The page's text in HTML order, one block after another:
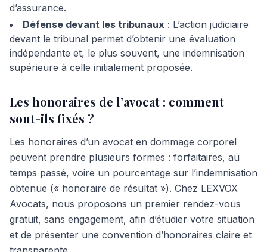
d’assurance.
Défense devant les tribunaux : L’action judiciaire
devant le tribunal permet d’obtenir une évaluation
indépendante et, le plus souvent, une indemnisation
supérieure à celle initialement proposée.
Les honoraires de l’avocat : comment
sont-ils fixés ?
Les honoraires d’un avocat en dommage corporel
peuvent prendre plusieurs formes : forfaitaires, au
temps passé, voire un pourcentage sur l’indemnisation
obtenue (« honoraire de résultat »). Chez LEXVOX
Avocats, nous proposons un premier rendez-vous
gratuit, sans engagement, afin d’étudier votre situation
et de présenter une convention d’honoraires claire et